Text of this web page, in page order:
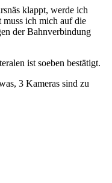
klappt, werde ich
muss ich mich auf die
der Bahnverbindung
ist soeben bestätigt.
3 Kameras sind zu